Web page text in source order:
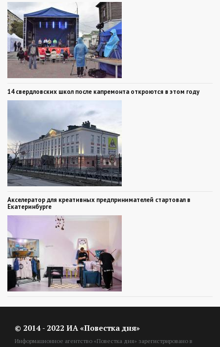
14 свердловских школ после капремонта откроются в этом году
Акселератор для креативных предпринимателей стартовал в
Екатеринбурге
© 2014 - 2022 ИА «Повестка дня»
Информационное агентство «Повестка дня» зарегистрировано в